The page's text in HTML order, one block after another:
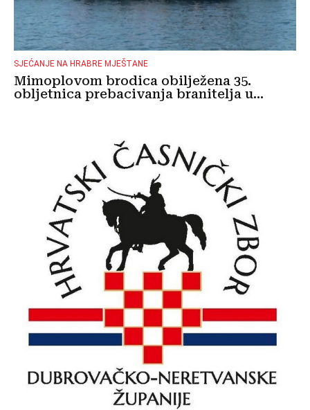
SJEĆANJE NA HRABRE MJEŠTANE
Mimoplovom brodica obilježena 35.
obljetnica prebacivanja branitelja u...